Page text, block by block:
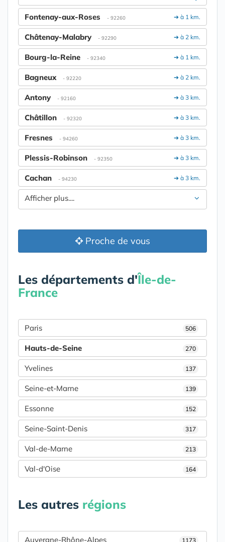
➔ à 1 km.
Fontenay-aux-Roses - 92260
➔ à 2 km.
Châtenay-Malabry - 92290
➔ à 1 km.
Bourg-la-Reine - 92340
➔ à 2 km.
Bagneux - 92220
➔ à 3 km.
Antony - 92160
➔ à 3 km.
Châtillon - 92320
➔ à 3 km.
Fresnes - 94260
➔ à 3 km.
Plessis-Robinson - 92350
➔ à 3 km.
Cachan - 94230
Afficher plus....
Proche de vous
Les départements d'Île-de-
France
Paris 506
Hauts-de-Seine 270
Yvelines 137
Seine-et-Marne 139
Essonne 152
Seine-Saint-Denis 317
Val-de-Marne 213
Val-d'Oise 164
Les autres régions
Auvergne-Rhône-Alpes 1173